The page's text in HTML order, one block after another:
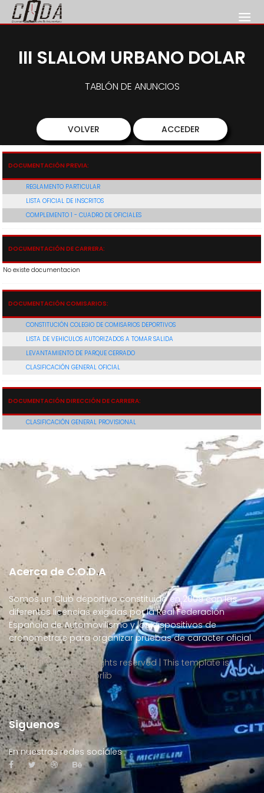
III SLALOM URBANO DOLAR
TABLÓN DE ANUNCIOS
VOLVER ACCEDER
DOCUMENTACIÓN PREVIA:
REGLAMENTO PARTICULAR
LISTA OFICIAL DE INSCRITOS
COMPLEMENTO 1 - CUADRO DE OFICIALES
DOCUMENTACIÓN DE CARRERA:
No existe documentacion
DOCUMENTACIÓN COMISARIOS:
CONSTITUCIÓN COLEGIO DE COMISARIOS DEPORTIVOS
LISTA DE VEHICULOS AUTORIZADOS A TOMAR SALIDA
LEVANTAMIENTO DE PARQUE CERRADO
CLASIFICACIÓN GENERAL OFICIAL
DOCUMENTACIÓN DIRECCIÓN DE CARRERA:
CLASIFICACIÓN GENERAL PROVISIONAL
Acerca de C.O.D.A
Somos un Club deportivo constituido en 2009 con las
diferentes licencias exigidas por la Real Federación
Española de Automovilismo y los dispositivos de
cronometraje para organizar pruebas de caracter oficial.
Copyright ©2026 All rights reserved | This template is
made with
by Colorlib
Siguenos
En nuestras redes sociales